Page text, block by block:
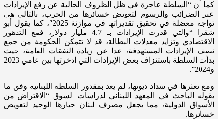
كما أن “السلطة عاجزة في ظل الظروف الحالية عن رفع الإيرادات
عبر الضرائب والرسوم لتعويض خسائرها من الحرب، بالتالي هي
تواجه معضلة في تحقيق تقديراتها في موازنة 2025″، كما يقول أبو
شقرا “والتي قدرت الإيرادات بـ 4.7 مليار دولار، فمع التدهور
الاقتصادي وتزايد معدلات البطالة، قد لا تتمكن الحكومة من جمع
نصف الإيرادات المستهدفة، عدا عن زيادة النفقات العامة، حيث
بدأت السلطة باستنزاف بعض الإيرادات التي ادخرتها بين عامي 2023
و2024”.
ومع تعثرها في سداد ديونها، لم يعد بمقدور السلطة اللبنانية وفق ما
يقوله الباحث في المعهد اللبناني لدراسات السوق “الاقتراض من
الأسواق الدولية، مما يجعل مصرف لبنان خيارها الوحيد لتعويض
خسائرها.